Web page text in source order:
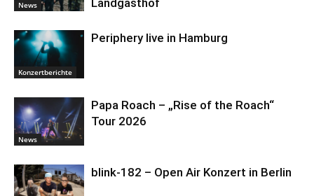
News
Landgasthof
Konzertberichte
Periphery live in Hamburg
News
Papa Roach – „Rise of the Roach“
Tour 2026
blink-182 – Open Air Konzert in Berlin